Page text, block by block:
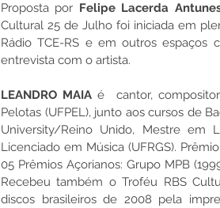
Proposta por Felipe Lacerda
Cultural 25 de Julho foi iniciada em
Rádio TCE-RS e em outros espaços
entrevista com o artista.
LEANDRO MAIA é  cantor,
Pelotas (UFPEL), junto aos cursos de
University/Reino Unido, Mestre em
Licenciado em Música (UFRGS).
05 Prêmios Açorianos: Grupo MPB
Recebeu também o Troféu RBS
discos brasileiros de 2008 pela